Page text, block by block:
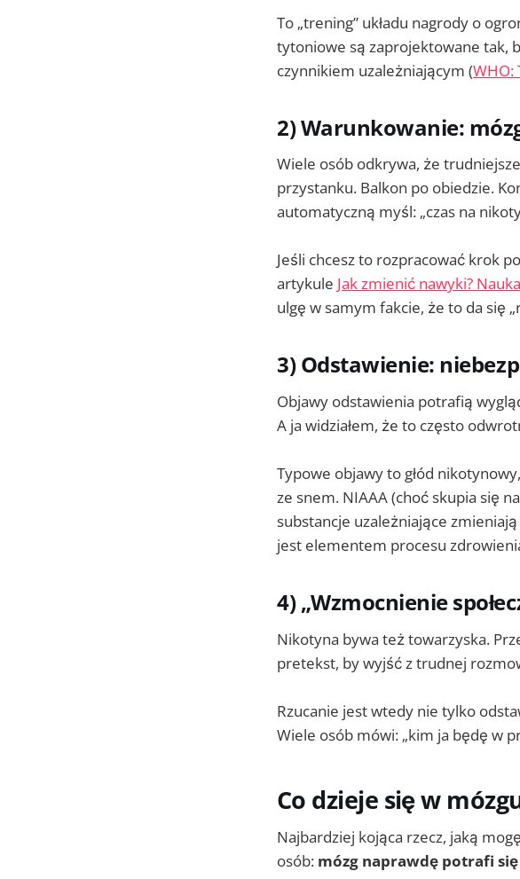
To „trening” układu nagrody o
tytoniowe są zaprojektowane tak,
czynnikiem uzależniającym (WHO:
2) Warunkowanie:
Wiele osób odkrywa, że
przystanku. Balkon po obiedzie.
automatyczną myśl: „czas na
Jeśli chcesz to rozpracować krok
artykule Jak zmienić nawyki?
ulgę w samym fakcie, że to da się
3) Odstawienie:
Objawy odstawienia potrafią
A ja widziałem, że to często
Typowe objawy to głód
ze snem. NIAAA (choć skupia się
substancje uzależniające
jest elementem procesu
4) „Wzmocnienie
Nikotyna bywa też towarzyska.
pretekst, by wyjść z trudnej
Rzucanie jest wtedy nie tylko
Wiele osób mówi: „kim ja będę w
Co dzieje się w
Najbardziej kojąca rzecz, jaką
osób: mózg naprawdę potrafi